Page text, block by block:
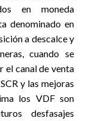
en moneda
denominado en
a descalce y
cuando se
el canal de venta
y las mejoras
los VDF son
desfasajes